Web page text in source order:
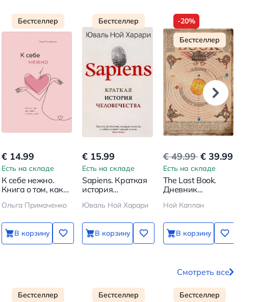
Бестселлер
€ 14.99
Есть на складе
К себе нежно.
Книга о том, как
себя
Ольга Примаченко
В корзину
Бестселлер
€ 15.99
Есть на складе
Sapiens. Краткая
история
Юваль Ной Харари
В корзину
-20%
Бестселлер
€ 49.99€ 39.99
Есть на складе
The Last Book.
Дневник
человека на
Ной Каплан
В корзину
Смотреть все
Бестселлер Бестселлер Бестселлер